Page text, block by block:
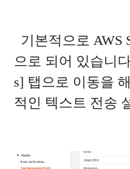
기본적으로 AWS
으로 되어 있습니
s] 탭으로 이동을
적인 텍스트 전송